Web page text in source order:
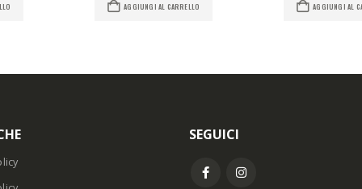
AGGIUNGI AL CARRELLO AGGIUNGI AL
SEGUICI